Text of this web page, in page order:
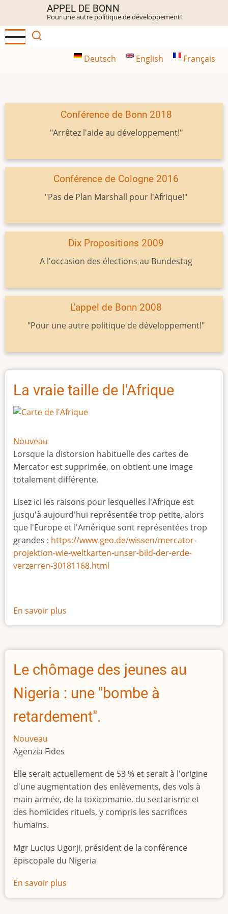
contenu
principal
APPEL DE BONN
Pour une autre politique de développement!
Deutsch English Français
Conférence de Bonn 2018
"Arrêtez l'aide au développement!"
Conférence de Cologne 2016
"Pas de Plan Marshall pour l'Afrique!"
Dix Propositions 2009
A l'occasion des élections au Bundestag
L'appel de Bonn 2008
"Pour une autre politique de développement!"
La vraie taille de l'Afrique
Nouveau
Lorsque la distorsion habituelle des cartes de
Mercator est supprimée, on obtient une image
totalement différente.
Lisez ici les raisons pour lesquelles l'Afrique est
jusqu'à aujourd'hui représentée trop petite, alors
que l'Europe et l'Amérique sont représentées trop
grandes : https://www.geo.de/wissen/mercator-
projektion-wie-weltkarten-unser-bild-der-erde-
verzerren-30181168.html
En savoir plus
La
taille
l'Afrique
Le chômage des jeunes au
Nigeria : une "bombe à
retardement".
Nouveau
Agenzia Fides
Elle serait actuellement de 53 % et serait à l'origine
d'une augmentation des enlèvements, des vols à
main armée, de la toxicomanie, du sectarisme et
des homicides rituels, y compris les sacrifices
humains.
Mgr Lucius Ugorji, président de la conférence
épiscopale du Nigeria
En savoir plus
Le